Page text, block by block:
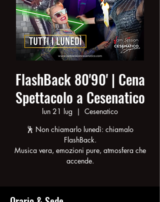
FlashBack 80'90' | Cena
Spettacolo a Cesenatico
lun 21 lug
  |
Cesenatico
🕺 Non chiamarlo lunedì: chiamalo
FlashBack.
Musica vera, emozioni pure, atmosfera che
accende.